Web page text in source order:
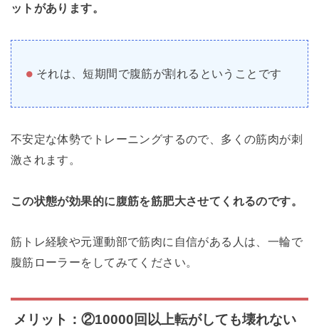
ットがあります。
それは、短期間で腹筋が割れるということです
不安定な体勢でトレーニングするので、多くの筋肉が刺
激されます。
この状態が効果的に腹筋を筋肥大させてくれるのです。
筋トレ経験や元運動部で筋肉に自信がある人は、一輪で
腹筋ローラーをしてみてください。
メリット：②10000回以上転がしても壊れない